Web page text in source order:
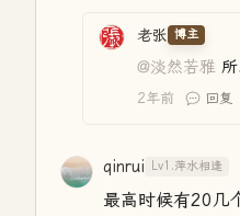
老张 博主
@淡然若雅
2年前 回复
qinrui Lv1.萍水相逢
最高时候有20几